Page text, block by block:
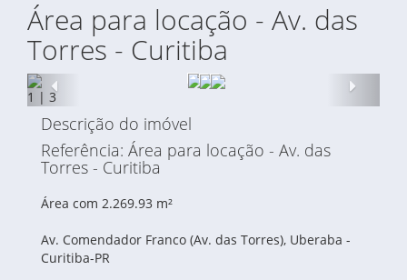
Área para locação - Av. das
Torres - Curitiba
Anterior
1 | 3
Descrição do imóvel
Referência: Área para locação - Av. das
Torres - Curitiba
Área com 2.269.93 m²
Av. Comendador Franco (Av. das Torres), Uberaba -
Curitiba-PR